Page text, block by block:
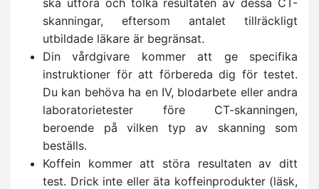
skanningar, eftersom antalet tillräckligt
utbildade läkare är begränsat.
Din vårdgivare kommer att ge specifika
instruktioner för att förbereda dig för testet.
Du kan behöva ha en IV, blodarbete eller andra
laboratorietester före CT-skanningen,
beroende på vilken typ av skanning som
beställs.
Koffein kommer att störa resultaten av ditt
test. Drick inte eller äta koffeinprodukter (läsk,